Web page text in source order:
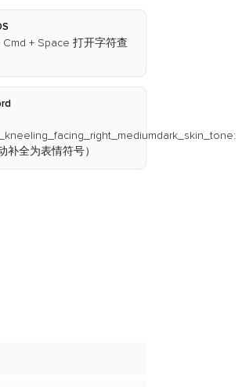
Cmd + Space 打开字符查
补全为表情符号）